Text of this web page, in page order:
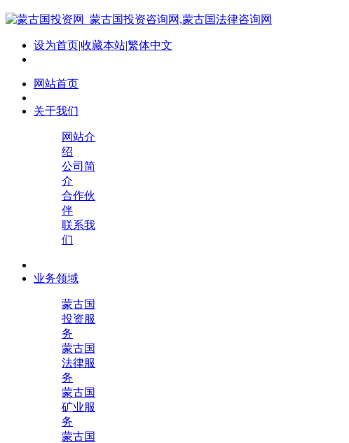
设为首页|收藏本站|繁体中文
网站首页
关于我们
网站介
绍
公司简
介
合作伙
伴
联系我
们
业务领域
蒙古国
投资服
务
蒙古国
法律服
务
蒙古国
矿业服
务
蒙古国